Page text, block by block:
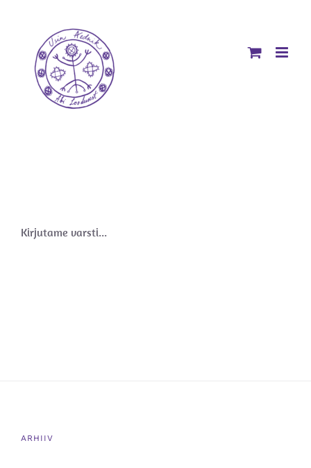
Kirjutame varsti...
ARHIIV